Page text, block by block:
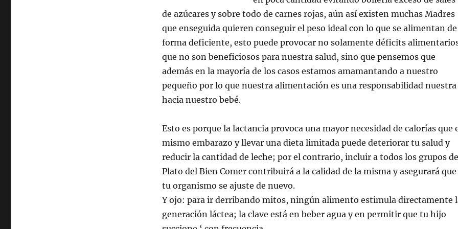
de azúcares y sobre todo de carnes rojas, aún así existen muchas Madres
que enseguida quieren conseguir el peso ideal con lo que se alimentan de
forma deficiente, esto puede provocar no solamente déficits
que no son beneficiosos para nuestra salud, sino que pensemos que
además en la mayoría de los casos estamos amamantando a nuestro
pequeño por lo que nuestra alimentación es una responsabilidad nuestra
hacia nuestro bebé.
Esto es porque la lactancia provoca una mayor necesidad de calorías que
mismo embarazo y llevar una dieta limitada puede deteriorar tu salud y
reducir la cantidad de leche; por el contrario, incluir a todos los grupos
Plato del Bien Comer contribuirá a la calidad de la misma y asegurará que
tu organismo se ajuste de nuevo.
Y ojo: para ir derribando mitos, ningún alimento estimula directamente
generación láctea; la clave está en beber agua y en permitir que tu hijo